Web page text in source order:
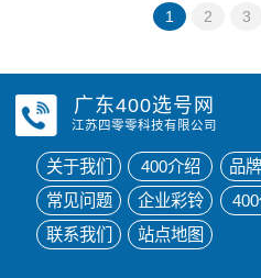
1 2 3
广东400选号网
江苏四零零科技有限公司
关于我们 400介绍 品
常见问题
企业彩铃
联系我们
站点地图